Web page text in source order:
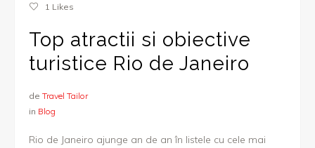
1 Likes
Top atractii si obiective
turistice Rio de Janeiro
de Travel Tailor
in Blog
Rio de Janeiro ajunge an de an în listele cu cele mai